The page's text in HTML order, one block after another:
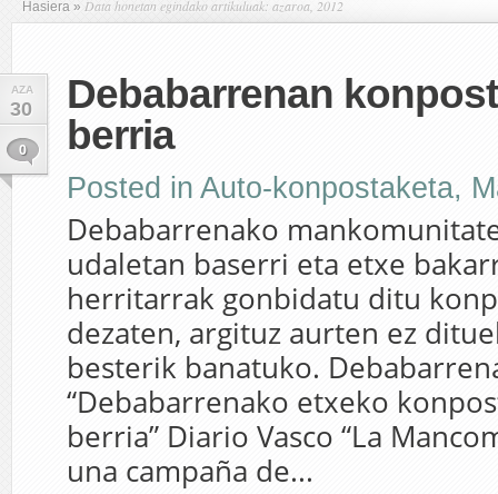
Hasiera » Data honetan egindako artikuluak: azaroa, 2012
AZA
30
0
Debabarrenan
berria
Posted in Auto-konpostaketa,
Debabarrenako
udaletan baserri eta etxe
herritarrak gonbidatu ditu
dezaten, argituz aurten ez
besterik banatuko.
“Debabarrenako etxeko
berria” Diario Vasco “La
una campaña de...